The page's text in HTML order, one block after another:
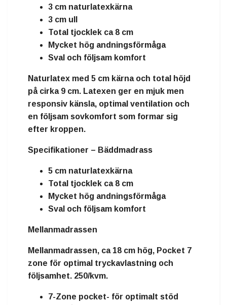
3 cm naturlatexkärna
3 cm ull
Total tjocklek ca 8 cm
Mycket hög andningsförmåga
Sval och följsam komfort
Naturlatex med 5 cm kärnaoch total höjd
på cirka 9 cm. Latexen ger en mjuk men
responsiv känsla, optimal ventilation och
en följsam sovkomfort som formar sig
efter kroppen.
Specifikationer – Bäddmadrass
5 cm naturlatexkärna
Total tjocklek ca 8 cm
Mycket hög andningsförmåga
Sval och följsam komfort
Mellanmadrassen
Mellanmadrassen, ca 18 cm hög, Pocket 7
zone för optimal tryckavlastning och
följsamhet. 250/kvm.
7-Zone pocket- för optimalt stöd